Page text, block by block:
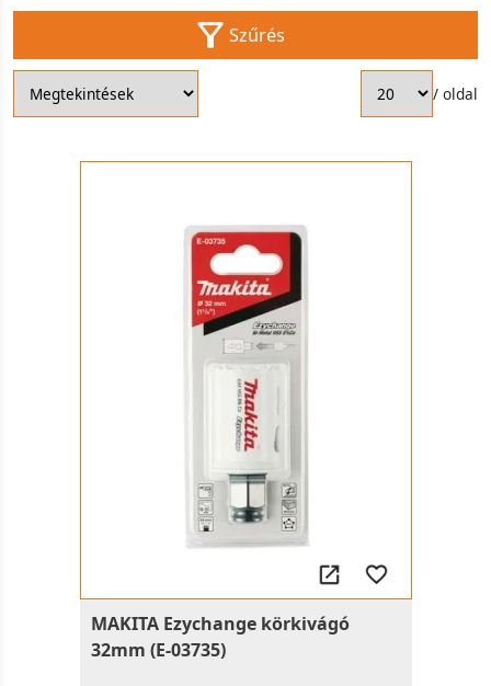
Szűrés
/ oldal
MAKITA Ezychange körkivágó
32mm (E-03735)